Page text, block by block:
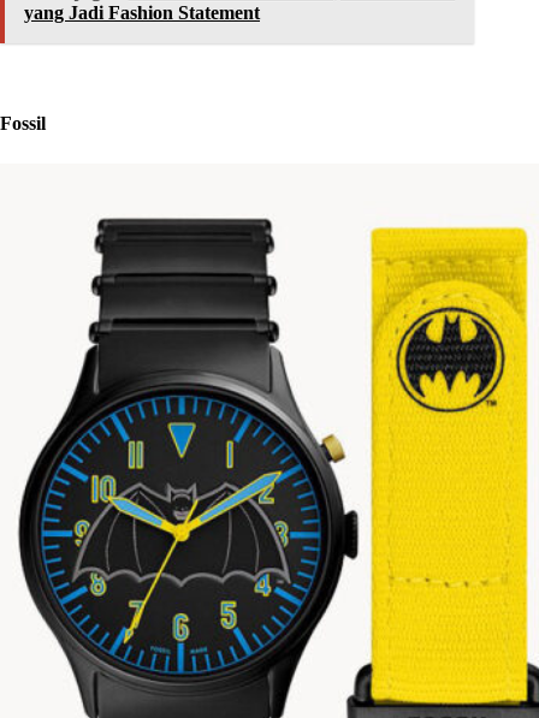
yang Jadi Fashion Statement
Fossil